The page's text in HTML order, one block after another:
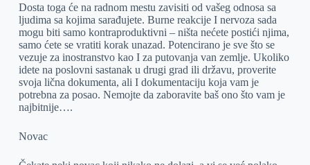
Dosta toga će na radnom mestu zavisiti od vašeg odnosa sa
ljudima sa kojima sarađujete. Burne reakcije I nervoza sada
mogu biti samo kontraproduktivni – ništa nećete postići njima,
samo ćete se vratiti korak unazad. Potencirano je sve što se
vezuje za inostranstvo kao I za putovanja van zemlje. Ukoliko
idete na poslovni sastanak u drugi grad ili državu, proverite
svoja lična dokumenta, ali I dokumentaciju koja vam je
potrebna za posao. Nemojte da zaboravite baš ono što vam je
najbitnije….
Novac